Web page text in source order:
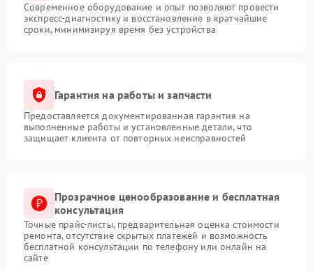
Современное оборудование и опыт позволяют провести
экспресс-диагностику и восстановление в кратчайшие
сроки, минимизируя время без устройства
Гарантия на работы и запчасти
Предоставляется документированная гарантия на
выполненные работы и установленные детали, что
защищает клиента от повторных неисправностей
Прозрачное ценообразование и бесплатная
консультация
Точные прайс-листы, предварительная оценка стоимости
ремонта, отсутствие скрытых платежей и возможность
бесплатной консультации по телефону или онлайн на
сайте